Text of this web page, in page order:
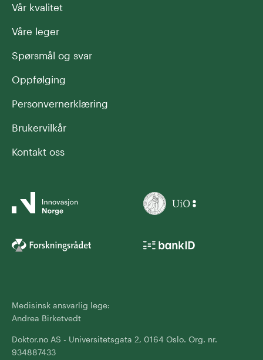
Vår kvalitet
Våre leger
Spørsmål og svar
Oppfølging
Personvernerklæring
Brukervilkår
Kontakt oss
Medisinsk ansvarlig lege:
Andrea Birketvedt
Doktor.no AS - Universitetsgata 2, 0164 Oslo. Org. nr.
934887433